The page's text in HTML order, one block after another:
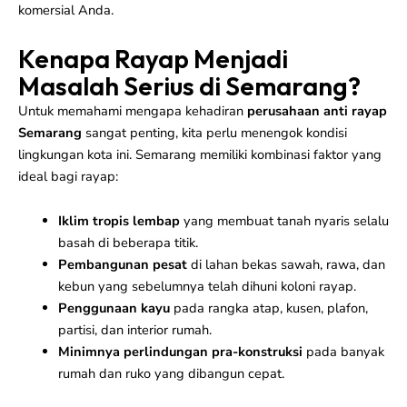
komersial Anda.
Kenapa Rayap Menjadi
Masalah Serius di Semarang?
Untuk memahami mengapa kehadiran perusahaan anti rayap
Semarang sangat penting, kita perlu menengok kondisi
lingkungan kota ini. Semarang memiliki kombinasi faktor yang
ideal bagi rayap:
Iklim tropis lembapyang membuat tanah nyaris selalu
basah di beberapa titik.
Pembangunan pesatdi lahan bekas sawah, rawa, dan
kebun yang sebelumnya telah dihuni koloni rayap.
Penggunaan kayupada rangka atap, kusen, plafon,
partisi, dan interior rumah.
Minimnya perlindungan pra-konstruksi pada banyak
rumah dan ruko yang dibangun cepat.